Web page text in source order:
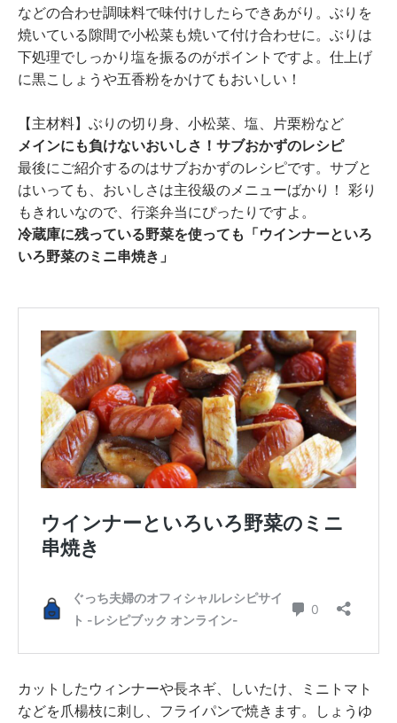
などの合わせ調味料で味付けしたらできあがり。ぶりを
焼いている隙間で小松菜も焼いて付け合わせに。ぶりは
下処理でしっかり塩を振るのがポイントですよ。仕上げ
に黒こしょうや五香粉をかけてもおいしい！
【主材料】ぶりの切り身、小松菜、塩、片栗粉など
メインにも負けないおいしさ！サブおかずのレシピ
最後にご紹介するのはサブおかずのレシピです。サブと
はいっても、おいしさは主役級のメニューばかり！ 彩り
もきれいなので、行楽弁当にぴったりですよ。
冷蔵庫に残っている野菜を使っても「ウインナーといろ
いろ野菜のミニ串焼き」
カットしたウィンナーや長ネギ、しいたけ、ミニトマト
などを爪楊枝に刺し、フライパンで焼きます。しょうゆ